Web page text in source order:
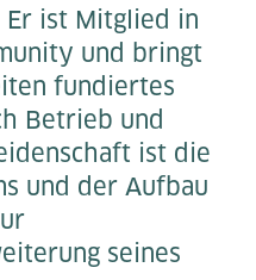
Er ist Mitglied in
und bringt
fundiertes
Betrieb und
ist die
und der Aufbau
seines